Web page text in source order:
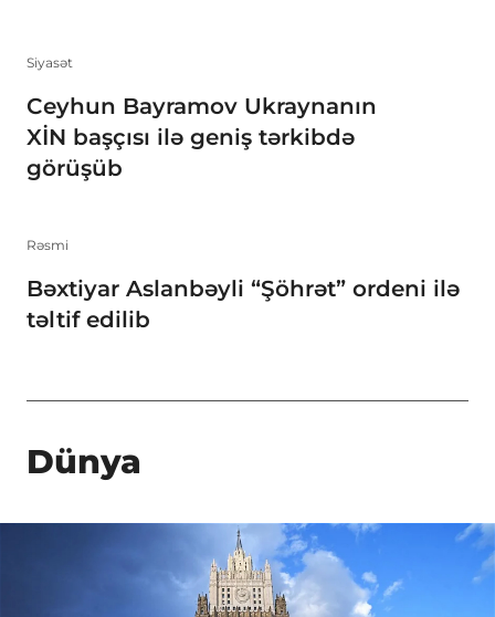
Siyasət
Ceyhun Bayramov Ukraynanın
XİN başçısı ilə geniş tərkibdə
görüşüb
Rəsmi
Bəxtiyar Aslanbəyli “Şöhrət” ordeni ilə
təltif edilib
Dünya